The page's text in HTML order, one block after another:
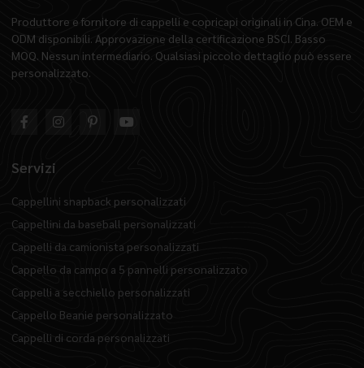
Produttore e fornitore di cappelli e copricapi originali in Cina. OEM e
ODM disponibili. Approvazione della certificazione BSCI. Basso
MOQ. Nessun intermediario. Qualsiasi piccolo dettaglio può essere
personalizzato.
Servizi
Cappellini snapback personalizzati
Cappellini da baseball personalizzati
Cappelli da camionista personalizzati
Cappello da campo a 5 pannelli personalizzato
Cappelli a secchiello personalizzati
Cappello Beanie personalizzato
Cappelli di corda personalizzati